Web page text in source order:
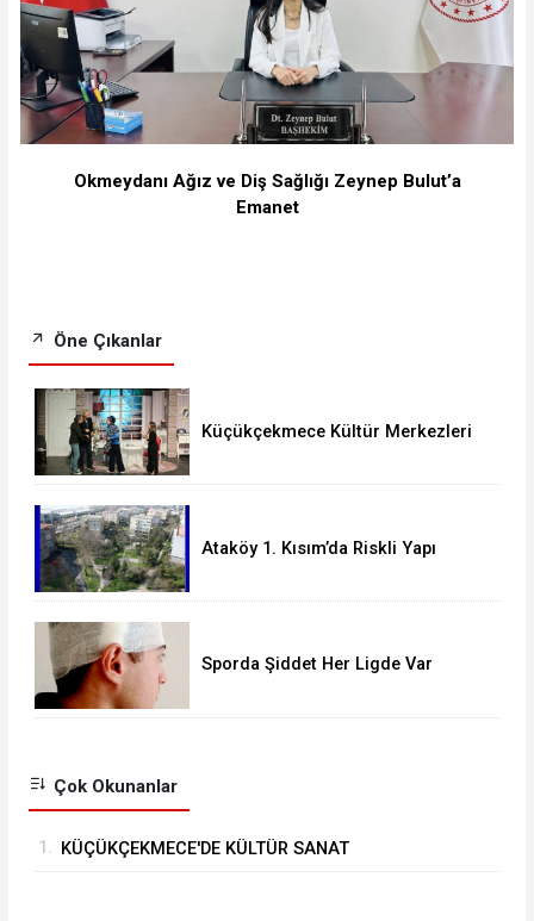
Okmeydanı Ağız ve Diş Sağlığı Zeynep Bulut’a
Emanet
Öne Çıkanlar
Küçükçekmece Kültür Merkezleri
Ataköy 1. Kısım’da Riskli Yapı
Sporda Şiddet Her Ligde Var
Çok Okunanlar
1. KÜÇÜKÇEKMECE'DE KÜLTÜR SANAT